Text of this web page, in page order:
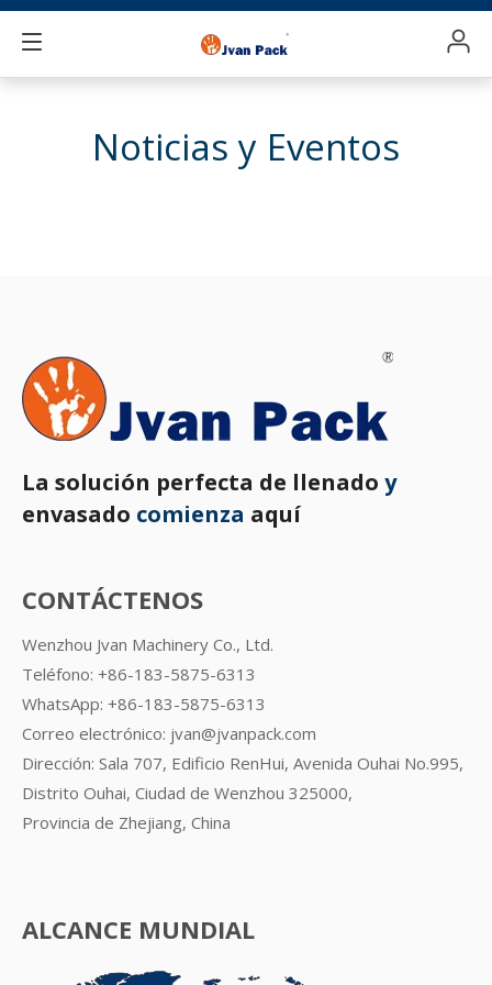
Noticias y Eventos
La solución perfecta de llenado y
envasado comienza aquí
CONTÁCTENOS
Wenzhou Jvan Machinery Co., Ltd.
Teléfono: +86-183-5875-6313
WhatsApp: +86-183-5875-6313
Correo electrónico: jvan@jvanpack.com
Dirección: Sala 707, Edificio RenHui, Avenida Ouhai No.995,
Distrito Ouhai, Ciudad de Wenzhou 325000,
Provincia de Zhejiang, China
ALCANCE MUNDIAL